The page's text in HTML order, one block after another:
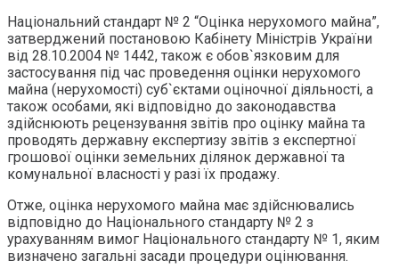
Національний стандарт № 2 “Оцінка нерухомого майна”,
затверджений постановою Кабінету Міністрів України
від 28.10.2004 № 1442, також є обов`язковим для
застосування під час проведення оцінки нерухомого
майна (нерухомості) суб`єктами оціночної діяльності, а
також особами, які відповідно до законодавства
здійснюють рецензування звітів про оцінку майна та
проводять державну експертизу звітів з експертної
грошової оцінки земельних ділянок державної та
комунальної власності у разі їх продажу.
Отже, оцінка нерухомого майна має здійснювались
відповідно до Національного стандарту № 2 з
урахуванням вимог Національного стандарту № 1, яким
визначено загальні засади процедури оцінювання.